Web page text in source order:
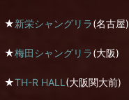
★新栄シャングリラ(名古屋)
★梅田シャングリラ(大阪)
★TH-R HALL (大阪関大前)